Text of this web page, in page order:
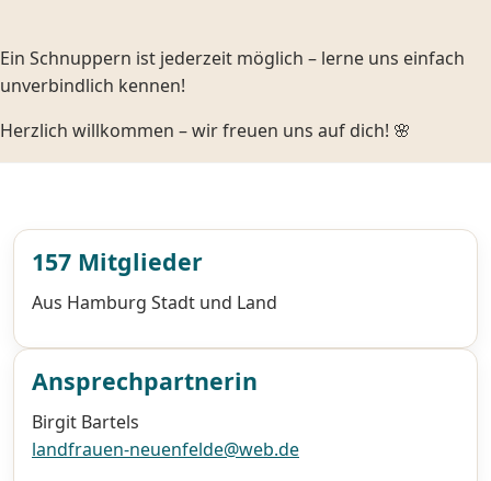
Ein Schnuppern ist jederzeit möglich – lerne uns einfach
unverbindlich kennen!
Herzlich willkommen – wir freuen uns auf dich! 🌸
157 Mitglieder
Aus Hamburg Stadt und Land
Ansprechpartnerin
Birgit Bartels
landfrauen-neuenfelde@web.de